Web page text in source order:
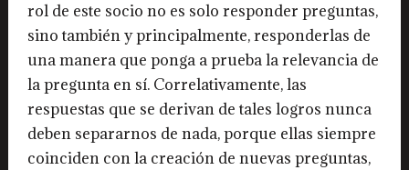
rol de este socio no es solo responder preguntas,
sino también y principalmente, responderlas de
una manera que ponga a prueba la relevancia de
la pregunta en sí. Correlativamente, las
respuestas que se derivan de tales logros nunca
deben separarnos de nada, porque ellas siempre
coinciden con la creación de nuevas preguntas,